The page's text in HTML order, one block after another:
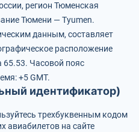
регион Тюменская
Тюмени — Tyumen.
данным, составляет
расположение
65.53. Часовой пояс
+5 GMT.
идентификатор)
трехбуквенным кодом
авиабилетов на сайте